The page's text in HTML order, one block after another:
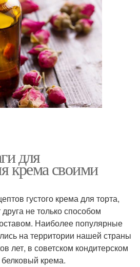
для
крема своими
густого крема для торта,
не только способом
Наиболее популярные
на территории нашей страны
лет, в советском кондитерском
крема.